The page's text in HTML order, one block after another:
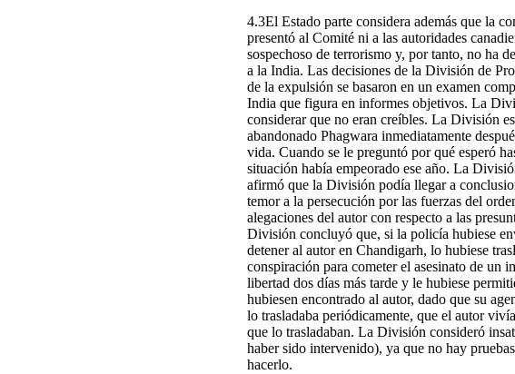
4.3El Estado parte considera además que la
presentó al Comité ni a las autoridades
sospechoso de terrorismo y, por tanto, no ha
a la India. Las decisiones de la División de
de la expulsión se basaron en un examen
India que figura en informes objetivos. La
considerar que no eran creíbles. La División
abandonado Phagwara inmediatamente
vida. Cuando se le preguntó por qué esperó
situación había empeorado ese año. La
afirmó que la División podía llegar a
temor a la persecución por las fuerzas del
alegaciones del autor con respecto a las
División concluyó que, si la policía hubiese
detener al autor en Chandigarh, lo hubiese
conspiración para cometer el asesinato de un
libertad dos días más tarde y le hubiese
hubiesen encontrado al autor, dado que su
lo trasladaba periódicamente, que el autor
que lo trasladaban. La División consideró
haber sido intervenido), ya que no hay
hacerlo.